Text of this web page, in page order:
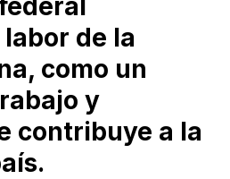
de la
como un
y
contribuye a la